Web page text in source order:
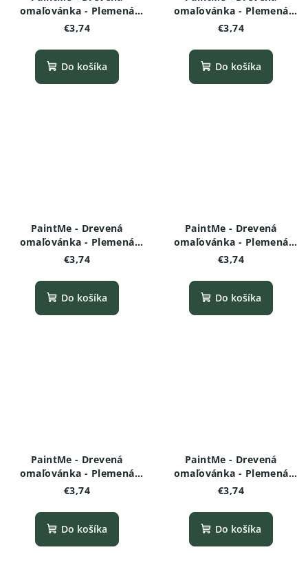
omaľovánka - Plemená
psov - Čivava
€3,74
Do košíka
omaľovánka - Plemená
psov -Bulteriér
€3,74
Do košíka
PaintMe - Drevená
omaľovánka - Plemená
psov -Dalmatínec
€3,74
Do košíka
PaintMe - Drevená
omaľovánka - Plemená
psov - Český teriér
€3,74
Do košíka
PaintMe - Drevená
omaľovánka - Plemená
psov -Nemecký ovčiak
€3,74
Do košíka
PaintMe - Drevená
omaľovánka - Plemená
psov - Maltézsky psík
€3,74
Do košíka